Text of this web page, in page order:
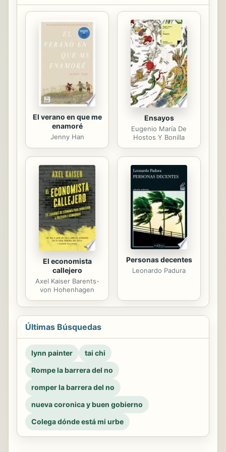
quisera acreditar nisso. Quando
Chastity lhe anunciou que estava
grávida do seu defunto marido, Gabe
soube de imediato que o bebé era
seu e que faria o que fosse preciso
para ser reconhecido como pai.
Libros Destacados
El verano en que me
enamoré
Jenny Han
Ensayos
El economista
callejero
Axel Kaiser Barents-
Personas decentes
Últimas Búsquedas
lynn painter
tai chi
Rompe la barrera del no
romper la barrera del no
nueva coronica y buen gobierno
Colega dónde está mi urbe